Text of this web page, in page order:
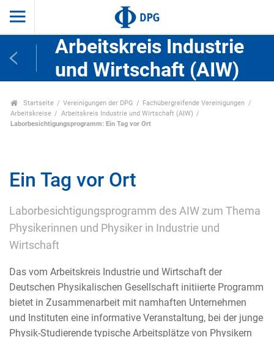
Arbeitskreis Industrie
und Wirtschaft (AIW)
Startseite Vereinigungen der DPG
Fachübergreifende Vereinigungen
Arbeitskreise
Arbeitskreis Industrie und Wirtschaft (AIW)
Laborbesichtigungsprogramm: Ein Tag vor Ort
Ein Tag vor Ort
Laborbesichtigungsprogramm des AIW zum Thema
Physikerinnen und Physiker in Industrie und
Wirtschaft
Das vom Arbeitskreis Industrie und Wirtschaft der
Deutschen Physikalischen Gesellschaft initiierte Programm
bietet in Zusammenarbeit mit namhaften Unternehmen
und Instituten eine informative Veranstaltung, bei der junge
Physik-Studierende typische Arbeitsplätze von Physikern